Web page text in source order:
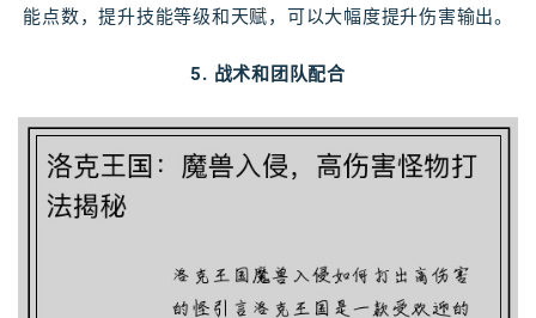
能点数，提升技能等级和天赋，可以大幅度提升伤害输出。
5. 战术和团队配合